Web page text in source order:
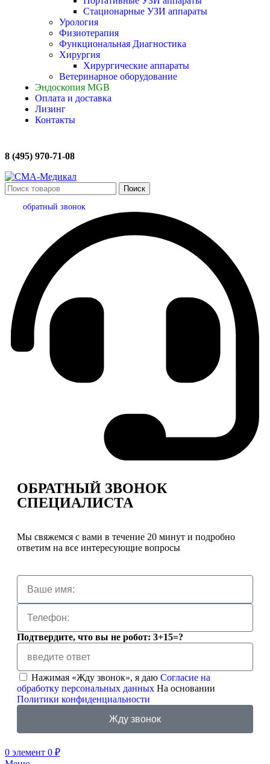
Стационарные УЗИ аппараты
Урология
Физиотерапия
Функциональная Диагностика
Хирургия
Хирургические аппараты
Ветеринарное оборудование
Эндоскопия MGB
Оплата и доставка
Лизинг
Контакты
8 (495) 970-71-08
Поиск
обратный звонок
ОБРАТНЫЙ ЗВОНОК
СПЕЦИАЛИСТА
Мы свяжемся с вами в течение 20 минут и подробно
ответим на все интересующие вопросы
Подтвердите, что вы не робот: 3+15=?
Нажимая «Жду звонок», я даю Согласие на
обработку персональных данных На основании
Политики конфиденциальности
Жду звонок
0 элемент 0 ₽